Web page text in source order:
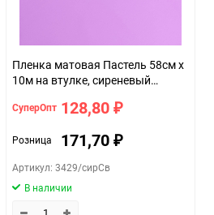
Пленка матовая Пастель 58см х
10м на втулке, сиреневый
СуперОпт 128,80 ₽
Розница 171,70 ₽
Артикул: 3429/сирСв
В наличии